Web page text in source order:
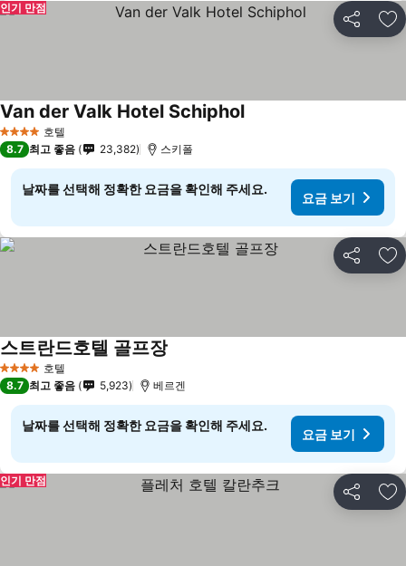
공유 즐
인기 만점
4 성급 호텔
Van der Valk Hotel Schiphol
8.7 최고 좋음 23,382 스키폴
날짜를 선택해 정확한 요금을 확인해 주세요.
요금 보기
공유 즐
4 성급 호텔
스트란드호텔 골프장
8.7 최고 좋음 5,923 베르겐
날짜를 선택해 정확한 요금을 확인해 주세요.
요금 보기
공유 즐
인기 만점